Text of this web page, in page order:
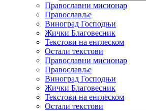
Православни мисионар
Православље
Виноград Господњи
Жички Благовесник
Текстови на енглеском
Остали текстови
Православни мисионар
Православље
Виноград Господњи
Жички Благовесник
Текстови на енглеском
Остали текстови